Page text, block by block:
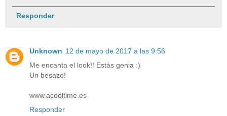
Responder
Unknown 12 de mayo de 2017 a las 9:56
Me encanta el look!! Estás genia :)
Un besazo!
www.acooltime.es
Responder